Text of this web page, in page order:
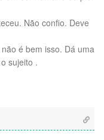
Não confio. Deve
é bem isso. Dá uma
sujeito .